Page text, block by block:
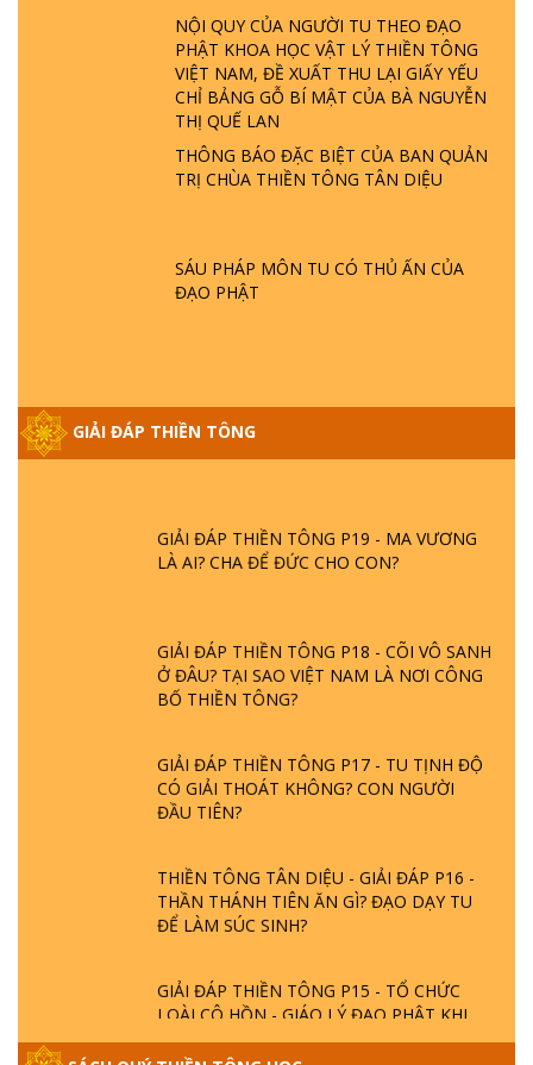
NỘI QUY CỦA NGƯỜI TU THEO ĐẠO
PHẬT KHOA HỌC VẬT LÝ THIỀN TÔNG
VIỆT NAM, ĐỀ XUẤT THU LẠI GIẤY YẾU
CHỈ BẢNG GỖ BÍ MẬT CỦA BÀ NGUYỄN
THỊ QUẾ LAN
THÔNG BÁO ĐẶC BIỆT CỦA BAN QUẢN
TRỊ CHÙA THIỀN TÔNG TÂN DIỆU
SÁU PHÁP MÔN TU CÓ THỦ ẤN CỦA
ĐẠO PHẬT
GIẢI ĐÁP THIỀN TÔNG
LÀ AI? QUỶ SA TĂNG? | TTTD
GIẢI ĐÁP THIỀN TÔNG ĐẶC BIỆT P22 - TẠI
SAO TRÁI ĐẤT NHIỀU THIÊN TAI - LŨ LỤT
- HỎA HOẠN | TTTD
GIẢI ĐÁP THIỀN TÔNG ĐẶC BIỆT P21 - TẠI
GIẢI ĐÁP VỀ LỄ TIỄN THIỀN TÔNG SƯ
GIẢI ĐÁP THIỀN TÔNG ĐẶC BIỆT PHẦN 20
- BÁC NGUYỄN NHÂN LÀ AI? PHIỀN NÃO
DO ĐÂU MÀ CÓ?
GIẢI ĐÁP THIỀN TÔNG P19 - MA VƯƠNG
LÀ AI? CHA ĐỂ ĐỨC CHO CON?
GIẢI ĐÁP THIỀN TÔNG P18 - CÕI VÔ SANH
Ở ĐÂU? TẠI SAO VIỆT NAM LÀ NƠI CÔNG
BỐ THIỀN TÔNG?
GIẢI ĐÁP THIỀN TÔNG P17 - TU TỊNH ĐỘ
CÓ GIẢI THOÁT KHÔNG? CON NGƯỜI
ĐẦU TIÊN?
THIỀN TÔNG TÂN DIỆU - GIẢI ĐÁP P16 -
THẦN THÁNH TIÊN ĂN GÌ? ĐẠO DẠY TU
ĐỂ LÀM SÚC SINH?
GIẢI ĐÁP THIỀN TÔNG P15 - TỔ CHỨC
LOÀI CÔ HỒN - GIÁO LÝ ĐẠO PHẬT KHI